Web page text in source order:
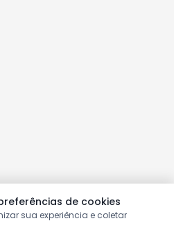
de cookies
sua experiência e coletar